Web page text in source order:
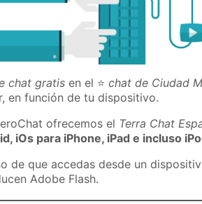
chat gratis en el ⭐chat de Ciudad
en función de tu dispositivo.
ofrecemos el Terra Chat
iOs para iPhone, iPad e incluso
de que accedas desde un
Adobe Flash.